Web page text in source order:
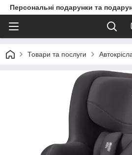
Персональні подарунки та
Товари та послуги